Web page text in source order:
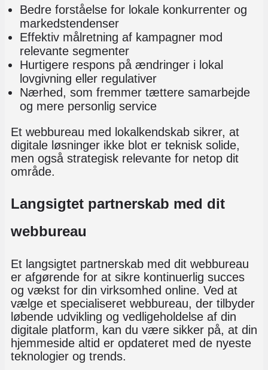
Bedre forståelse for lokale konkurrenter og
markedstendenser
Effektiv målretning af kampagner mod
relevante segmenter
Hurtigere respons på ændringer i lokal
lovgivning eller regulativer
Nærhed, som fremmer tættere samarbejde
og mere personlig service
Et webbureau med lokalkendskab sikrer, at
digitale løsninger ikke blot er teknisk solide,
men også strategisk relevante for netop dit
område.
Langsigtet partnerskab med dit
webbureau
Et langsigtet partnerskab med dit webbureau
er afgørende for at sikre kontinuerlig succes
og vækst for din virksomhed online. Ved at
vælge et specialiseret webbureau, der tilbyder
løbende udvikling og vedligeholdelse af din
digitale platform, kan du være sikker på, at din
hjemmeside altid er opdateret med de nyeste
teknologier og trends.